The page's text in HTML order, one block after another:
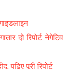
दो रिपोर्ट नेगेटिव
पढ़िए पूरी रिपोर्ट